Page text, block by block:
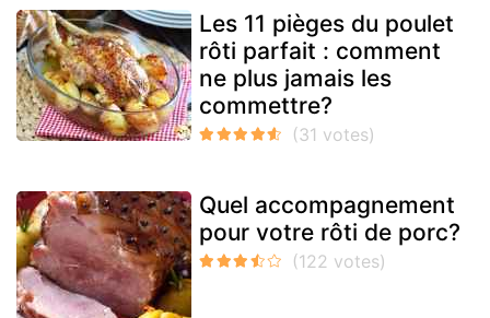
Les 11 pièges du poulet
rôti parfait : comment
ne plus jamais les
commettre?
Quel accompagnement
pour votre rôti de porc?